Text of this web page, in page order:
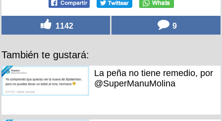
1142 9
También te gustará:
La peña no tiene remedio, por
@SuperManuMolina